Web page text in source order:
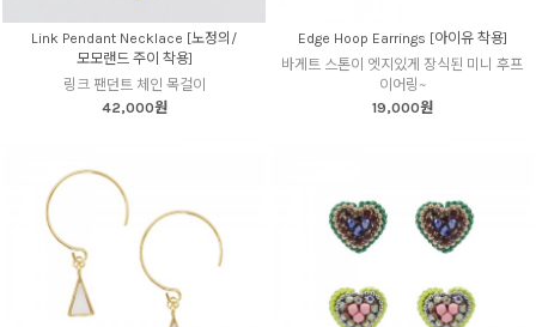
Link Pendant Necklace [노정의/
모모랜드 주이 착용]
링크 팬던트 체인 목걸이
42,000원
Edge Hoop Earrings [아이유 착용]
바게트 스톤이 엣지있게 장식된 미니 후프
이어링~
19,000원